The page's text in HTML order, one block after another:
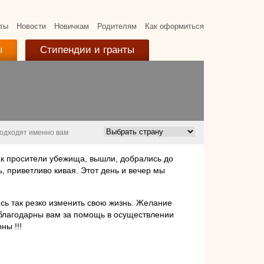
Новости Новичкам Родителям Как оформиться
Стипендии и гранты
именно вам
просители убежища, вышли, добрались до
кивая. Этот день и вечер мы
так резко изменить свою жизнь. Желание
вам за помощь в осуществлении
!!!